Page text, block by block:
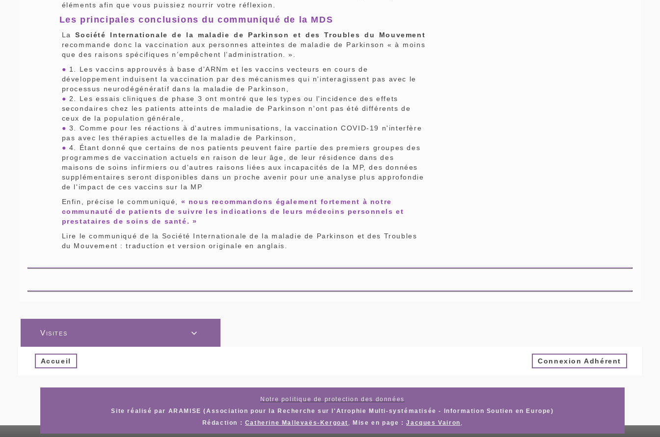
éléments afin que vous puissiez nourrir votre réflexion.
Les principales conclusions du communiqué de la MDS
LaSociété Internationale de la maladie de Parkinson et des Troubles du Mouvement
recommande donc la vaccination aux personnes atteintes de maladie de Parkinson « à moins
que des raisons spécifiques n’empêchent l’administration. ».
● 1. Les vaccins approuvés à base d'ARNm et les vaccins vecteurs en cours de
développement induisent la vaccination par des mécanismes qui n'interagissent pas avec le
processus neurodégénératif dans la maladie de Parkinson,
● 2. Les essais cliniques de phase 3 ont montré que les types ou l'incidence des effets
secondaires chez les patients atteints de maladie de Parkinson n'ont pas été différents de
ceux de la population générale,
● 3. Comme pour les réactions à d'autres immunisations, la vaccination COVID-19 n'interfère
pas avec les thérapies actuelles de la maladie de Parkinson,
● 4. Étant donné que certains de nos patients peuvent faire partie des premiers groupes des
programmes de vaccination actuels en raison de leur âge, de leur résidence dans des
maisons de soins infirmiers ou d'autres raisons liées aux incapacités de la MP, des données
supplémentaires seront disponibles dans un proche avenir pour une analyse plus approfondie
de l'impact de ces vaccins sur la MP
Enfin, précise le communiqué, « nous recommandons également fortement à notre
communauté de patients de suivre les indications de leurs médecins personnels et
prestataires de soins de santé. »
Lire le communiqué de la Société Internationale de la maladie de Parkinson et des Troubles
du Mouvement : traduction et version originale en anglais.

Visites
Accueil Connexion Adhérent
Notre politique de protection des données
Site réalisé par ARAMISE (Association pour la Recherche sur l'Atrophie Multi-systématisée - Information Soutien en Europe)
Rédaction : Catherine Mallevaës-Kergoat , Mise en page : Jacques Vairon ,